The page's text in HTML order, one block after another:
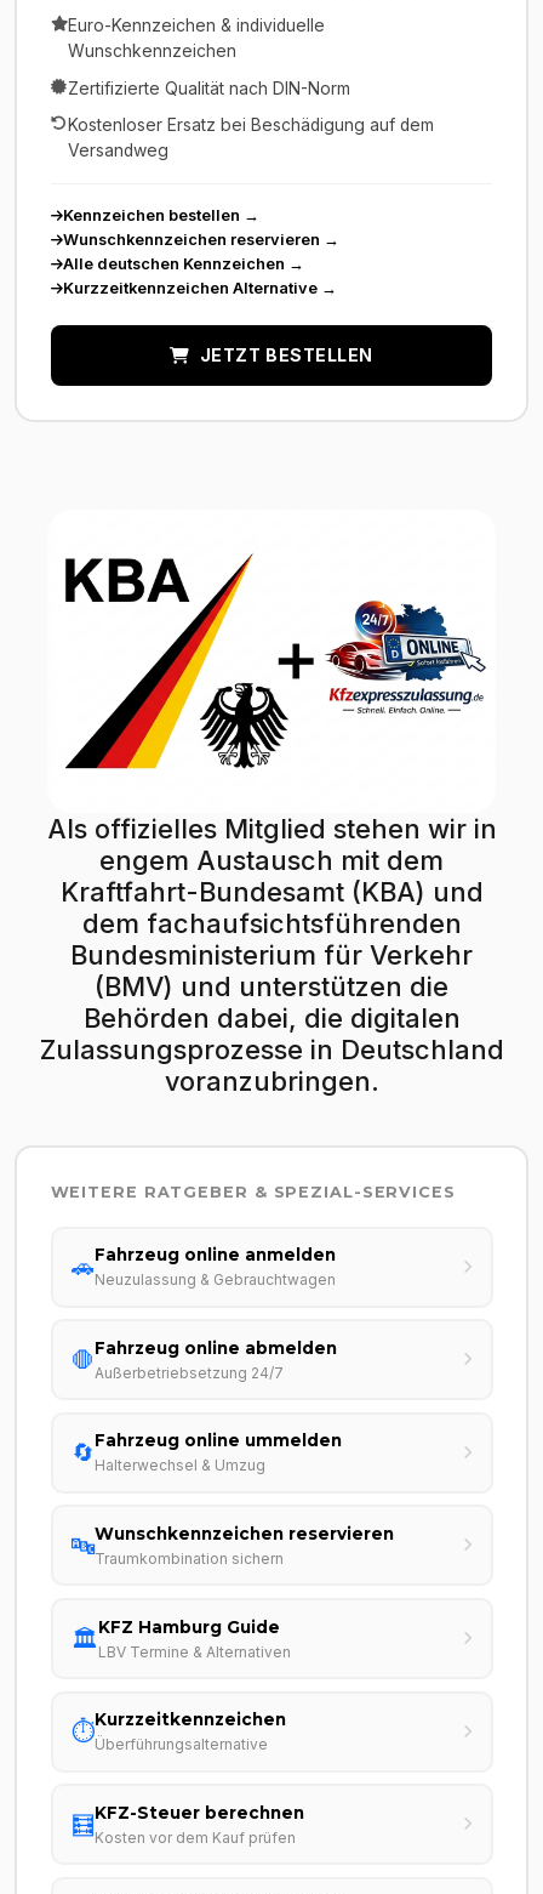
Euro-Kennzeichen & individuelle
Wunschkennzeichen
Zertifizierte Qualität nach DIN-Norm
Kostenloser Ersatz bei Beschädigung auf dem
Versandweg
Kennzeichen bestellen →
Wunschkennzeichen reservieren →
Alle deutschen Kennzeichen →
Kurzzeitkennzeichen Alternative →
JETZT BESTELLEN
Als offizielles Mitglied stehen wir in
engem Austausch mit dem
Kraftfahrt-Bundesamt (KBA) und
dem fachaufsichtsführenden
Bundesministerium für Verkehr
(BMV) und unterstützen die
Behörden dabei, die digitalen
Zulassungsprozesse in Deutschland
voranzubringen.
WEITERE RATGEBER & SPEZIAL-SERVICES
🚗Fahrzeug online anmelden
Neuzulassung & Gebrauchtwagen
🛑Fahrzeug online abmelden
Außerbetriebsetzung 24/7
🔄Fahrzeug online ummelden
Halterwechsel & Umzug
🔤Wunschkennzeichen reservieren
Traumkombination sichern
🏛️KFZ Hamburg Guide
LBV Termine & Alternativen
⏱️Kurzzeitkennzeichen
Überführungsalternative
🧮KFZ-Steuer berechnen
Kosten vor dem Kauf prüfen